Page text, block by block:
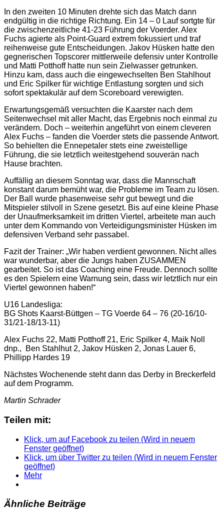
In den zweiten 10 Minuten drehte sich das Match dann
endgültig in die richtige Richtung. Ein 14 – 0 Lauf sortgte für
die zwischenzeitliche 41-23 Führung der Voerder. Alex
Fuchs agierte als Point-Guard extrem fokussiert und traf
reihenweise gute Entscheidungen. Jakov Hüsken hatte den
gegnerischen Topscorer mittlerweile defensiv unter Kontrolle
und Matti Potthoff hatte nun sein Zielwasser getrunken.
Hinzu kam, dass auch die eingewechselten Ben Stahlhout
und Eric Spilker für wichtige Entlastung sorgten und sich
sofort spektakulär auf dem Scoreboard verewigten.
Erwartungsgemäß versuchten die Kaarster nach dem
Seitenwechsel mit aller Macht, das Ergebnis noch einmal zu
verändern. Doch – weiterhin angeführt von einem cleveren
Alex Fuchs – fanden die Voerder stets die passende Antwort.
So behielten die Ennepetaler stets eine zweistellige
Führung, die sie letztlich weitestgehend souverän nach
Hause brachten.
Auffällig an diesem Sonntag war, dass die Mannschaft
konstant darum bemüht war, die Probleme im Team zu lösen.
Der Ball wurde phasenweise sehr gut bewegt und die
Mitspieler stilvoll in Szene gesetzt. Bis auf eine kleine Phase
der Unaufmerksamkeit im dritten Viertel, arbeitete man auch
unter dem Kommando von Verteidigungsminister Hüsken im
defensiven Verband sehr passabel.
Fazit der Trainer: „Wir haben verdient gewonnen. Nicht alles
war wunderbar, aber die Jungs haben ZUSAMMEN
gearbeitet. So ist das Coaching eine Freude. Dennoch sollte
es den Spielern eine Warnung sein, dass wir letztlich nur ein
Viertel gewonnen haben!“
U16 Landesliga:
BG Shots Kaarst-Büttgen – TG Voerde 64 – 76 (20-16/10-
31/21-18/13-11)
Alex Fuchs 22, Matti Potthoff 21, Eric Spilker 4, Maik Noll
dnp., Ben Stahlhut 2, Jakov Hüsken 2, Jonas Lauer 6,
Phillipp Hardes 19
Nächstes Wochenende steht dann das Derby in Breckerfeld
auf dem Programm.
Martin Schrader
Teilen mit:
Klick, um auf Facebook zu teilen (Wird in neuem
Fenster geöffnet)
Klick, um über Twitter zu teilen (Wird in neuem Fenster
geöffnet)
Mehr
Ähnliche Beiträge